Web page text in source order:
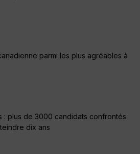
parmi les plus agréables à
: plus de 3000 candidats confrontés
dix ans